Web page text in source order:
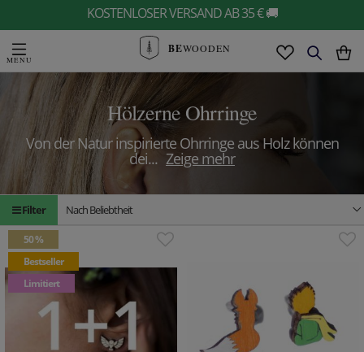
KOSTENLOSER VERSAND AB 35 € 🚚
BEWOODEN
Hölzerne Ohrringe
Von der Natur inspirierte Ohrringe aus Holz können
dei... Zeige mehr
Filter Nach Beliebtheit
50 %
Bestseller
Limitiert